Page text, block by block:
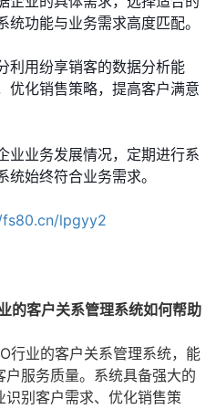
功能与业务需求高度匹配。
利用纷享销客的数据分析能
优化销售策略，提高客户满意
业业务发展情况，定期进行系
始终符合业务需求。
lpgyy2
的客户关系管理系统如何帮助
行业的客户关系管理系统，能
服务质量。系统具备强大的
别客户需求、优化销售策